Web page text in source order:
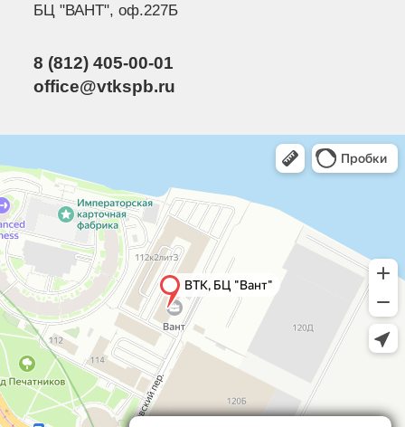
БЦ "ВАНТ", оф.227Б
8 (812) 405-00-01
office@vtkspb.ru